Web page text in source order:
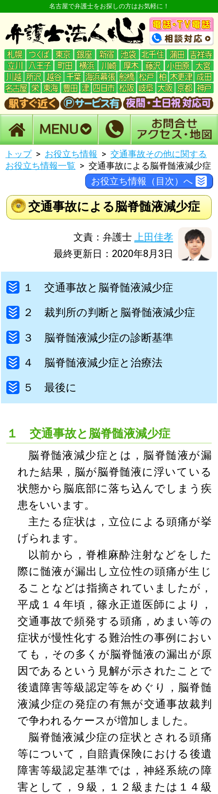
名古屋で弁護士をお探しの方はお気軽に！
トップ お役立ち情報
交通事故その他に関する
お役立ち情報一覧
交通事故による脳脊髄液減少症
お役立ち情報（目次）へ
交通事故による脳脊髄液減少症
文責：弁護士 上田佳孝
最終更新日：2020年8月3日
１ 交通事故と脳脊髄液減少症
２ 裁判所の判断と脳脊髄液減少症
３ 脳脊髄液減少症の診断基準
４ 脳脊髄液減少症と治療法
５ 最後に
１ 交通事故と脳脊髄液減少症
脳脊髄液減少症とは，脳脊髄液が漏
れた結果，脳が脳脊髄液に浮いている
状態から脳底部に落ち込んでしまう疾
患をいいます。
主たる症状は，立位による頭痛が挙
げられます。
以前から，脊椎麻酔注射などをした
際に髄液が漏出し立位性の頭痛が生じ
ることなどは指摘されていましたが，
平成１４年頃，篠永正道医師により，
交通事故で頻発する頭痛，めまい等の
症状が慢性化する難治性の事例におい
ても，その多くが脳脊髄液の漏出が原
因であるという見解が示されたことで
後遺障害等級認定等をめぐり，脳脊髄
液減少症の発症の有無が交通事故裁判
で争われるケースが増加しました。
脳脊髄液減少症の症状とされる頭痛
等について，自賠責保険における後遺
障害等級認定基準では，神経系統の障
害として，９級，１２級または１４級